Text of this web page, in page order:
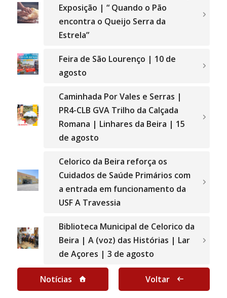
Exposição | “ Quando o Pão
encontra o Queijo Serra da
Estrela”
Feira de São Lourenço | 10 de
agosto
Caminhada Por Vales e Serras |
PR4-CLB GVA Trilho da Calçada
Romana | Linhares da Beira | 15
de agosto
Celorico da Beira reforça os
Cuidados de Saúde Primários com
a entrada em funcionamento da
USF A Travessia
Biblioteca Municipal de Celorico da
Beira | A (voz) das Histórias | Lar
de Açores | 3 de agosto
Notícias Voltar